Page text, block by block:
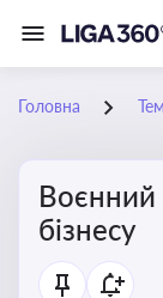
Головна
Воєнний
бізнесу